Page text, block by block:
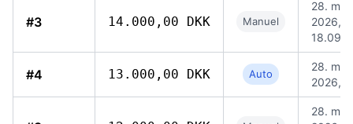
#3 14.000,00 DKK Manuel
28. maj
2026,
18.09
#4 13.000,00 DKK Auto
28. maj
2026,
28. maj